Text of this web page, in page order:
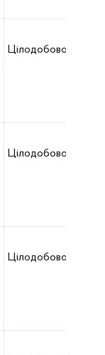
Цілодобово
Цілодобово
Цілодобово